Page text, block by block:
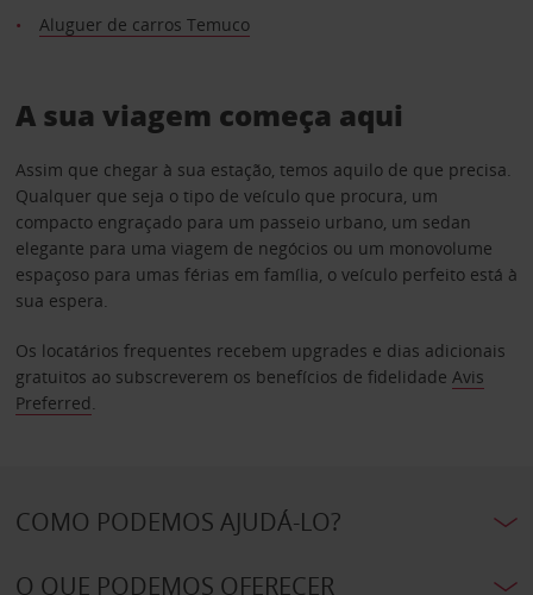
Aluguer de carros Temuco
A sua viagem começa aqui
Assim que chegar à sua estação, temos aquilo de que precisa.
Qualquer que seja o tipo de veículo que procura, um
compacto engraçado para um passeio urbano, um sedan
elegante para uma viagem de negócios ou um monovolume
espaçoso para umas férias em família, o veículo perfeito está à
sua espera.
Os locatários frequentes recebem upgrades e dias adicionais
gratuitos ao subscreverem os benefícios de fidelidade Avis
Preferred.
COMO PODEMOS AJUDÁ-LO?
O QUE PODEMOS OFERECER